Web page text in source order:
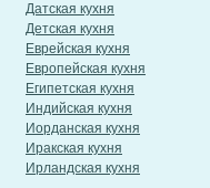
Датская кухня
Детская кухня
Еврейская кухня
Европейская кухня
Египетская кухня
Индийская кухня
Иорданская кухня
Иракская кухня
Ирландская кухня